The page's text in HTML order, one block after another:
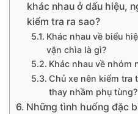
khác nhau ở dấu hiệu,
kiểm tra ra sao?
Khác nhau về biểu
vặn chìa là gì?
Khác nhau về nhóm
Chủ xe nên kiểm tra
thay nhầm phụ tùng?
Những tình huống đặc